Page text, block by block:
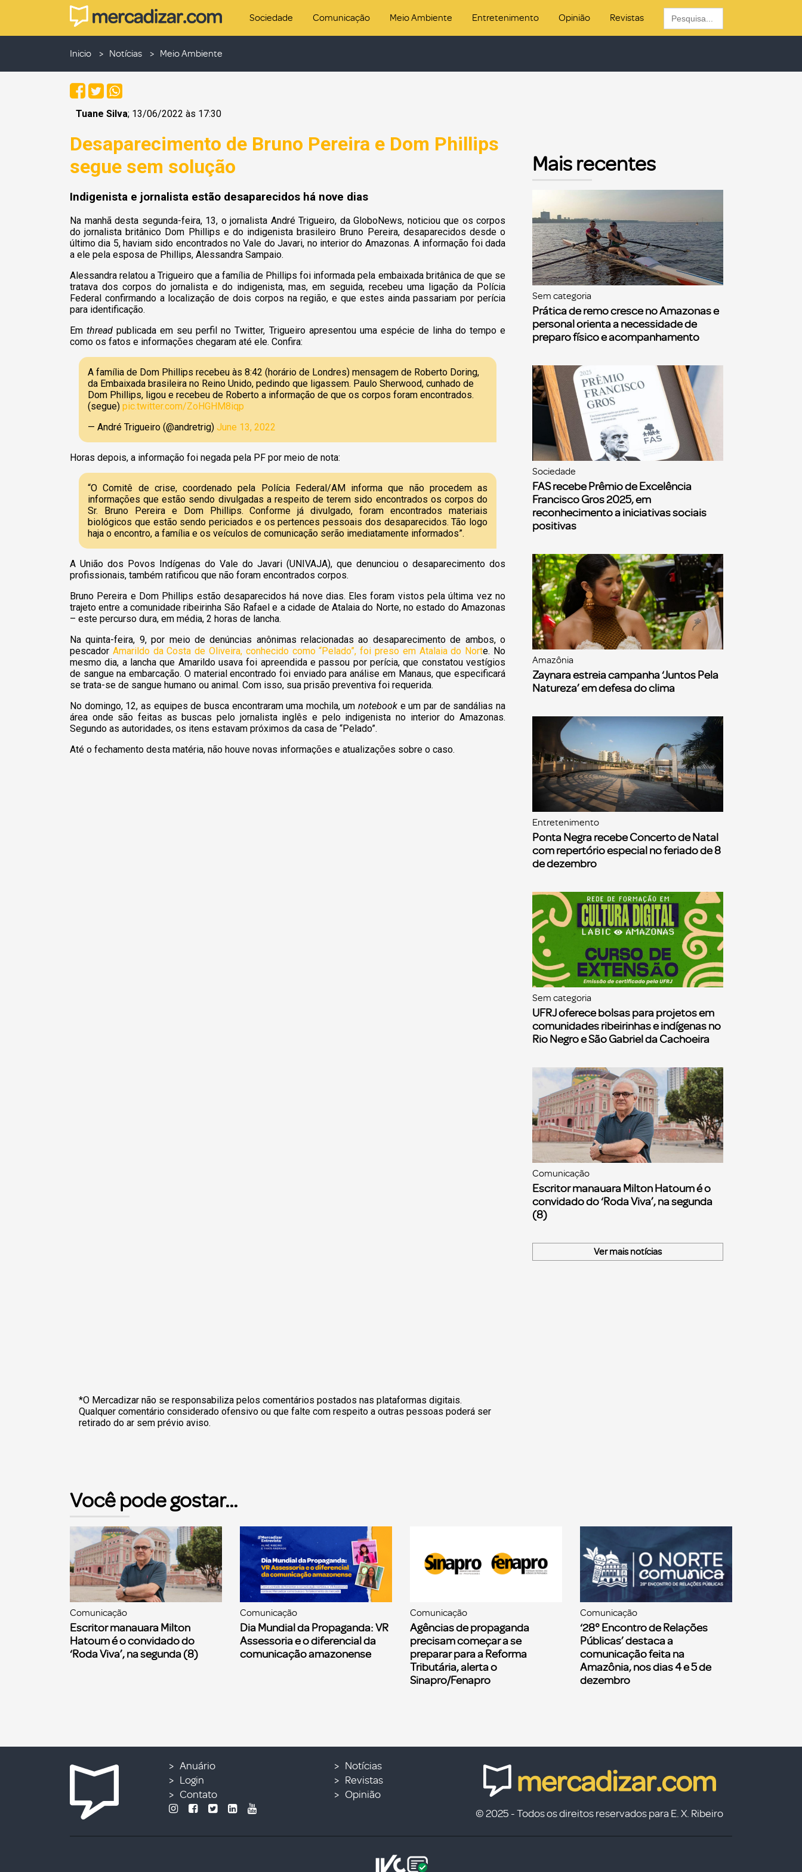
Sociedade Comunicação Meio Ambiente Entretenimento Opinião Revistas
Search
for:
Inicio Notícias Meio Ambiente
Tuane Silva; 13/06/2022 às 17:30
Desaparecimento de Bruno Pereira e Dom Phillips
segue sem solução
Indigenista e jornalista estão desaparecidos há nove dias
Na manhã desta segunda-feira, 13, o jornalista André Trigueiro, da GloboNews, noticiou que os corpos
do jornalista britânico Dom Phillips e do indigenista brasileiro Bruno Pereira, desaparecidos desde o
último dia 5, haviam sido encontrados no Vale do Javari, no interior do Amazonas. A informação foi dada
a ele pela esposa de Phillips, Alessandra Sampaio.
Alessandra relatou a Trigueiro que a família de Phillips foi informada pela embaixada britânica de que se
tratava dos corpos do jornalista e do indigenista, mas, em seguida, recebeu uma ligação da Polícia
Federal confirmando a localização de dois corpos na região, e que estes ainda passariam por perícia
para identificação.
Emthread publicada em seu perfil no Twitter, Trigueiro apresentou uma espécie de linha do tempo e
como os fatos e informações chegaram até ele. Confira:
A família de Dom Phillips recebeu às 8:42 (horário de Londres) mensagem de Roberto Doring,
da Embaixada brasileira no Reino Unido, pedindo que ligassem. Paulo Sherwood, cunhado de
Dom Phillips, ligou e recebeu de Roberto a informação de que os corpos foram encontrados.
(segue) pic.twitter.com/ZoHGHM8iqp
— André Trigueiro (@andretrig) June 13, 2022
Horas depois, a informação foi negada pela PF por meio de nota:
“O Comitê de crise, coordenado pela Polícia Federal/AM informa que não procedem as
informações que estão sendo divulgadas a respeito de terem sido encontrados os corpos do
Sr. Bruno Pereira e Dom Phillips. Conforme já divulgado, foram encontrados materiais
biológicos que estão sendo periciados e os pertences pessoais dos desaparecidos. Tão logo
haja o encontro, a família e os veículos de comunicação serão imediatamente informados”.
A União dos Povos Indígenas do Vale do Javari (UNIVAJA), que denunciou o desaparecimento dos
profissionais, também ratificou que não foram encontrados corpos.
Bruno Pereira e Dom Phillips estão desaparecidos há nove dias. Eles foram vistos pela última vez no
trajeto entre a comunidade ribeirinha São Rafael e a cidade de Atalaia do Norte, no estado do Amazonas
– este percurso dura, em média, 2 horas de lancha.
Na quinta-feira, 9, por meio de denúncias anônimas relacionadas ao desaparecimento de ambos, o
pescador Amarildo da Costa de Oliveira, conhecido como “Pelado”, foi preso em Atalaia do Norte. No
mesmo dia, a lancha que Amarildo usava foi apreendida e passou por perícia, que constatou vestígios
de sangue na embarcação. O material encontrado foi enviado para análise em Manaus, que especificará
se trata-se de sangue humano ou animal. Com isso, sua prisão preventiva foi requerida.
No domingo, 12, as equipes de busca encontraram uma mochila, umnotebook e um par de sandálias na
área onde são feitas as buscas pelo jornalista inglês e pelo indigenista no interior do Amazonas.
Segundo as autoridades, os itens estavam próximos da casa de “Pelado”.
Até o fechamento desta matéria, não houve novas informações e atualizações sobre o caso.
*O Mercadizar não se responsabiliza pelos comentários postados nas plataformas digitais.
Qualquer comentário considerado ofensivo ou que falte com respeito a outras pessoas poderá ser
retirado do ar sem prévio aviso.
Mais recentes
Sem categoria
Prática de remo cresce no Amazonas e
personal orienta a necessidade de
preparo físico e acompanhamento
Sociedade
FAS recebe Prêmio de Excelência
Francisco Gros 2025, em
reconhecimento a iniciativas sociais
positivas
Amazônia
Zaynara estreia campanha ‘Juntos Pela
Natureza’ em defesa do clima
Entretenimento
Ponta Negra recebe Concerto de Natal
com repertório especial no feriado de 8
de dezembro
Sem categoria
UFRJ oferece bolsas para projetos em
comunidades ribeirinhas e indígenas no
Rio Negro e São Gabriel da Cachoeira
Comunicação
Escritor manauara Milton Hatoum é o
convidado do ‘Roda Viva’, na segunda
(8)
Ver mais notícias
Você pode gostar...
Comunicação
Escritor manauara Milton
Hatoum é o convidado do
‘Roda Viva’, na segunda (8)
Comunicação
Dia Mundial da Propaganda: VR
Assessoria e o diferencial da
comunicação amazonense
Comunicação
Agências de propaganda
precisam começar a se
preparar para a Reforma
Tributária, alerta o
Sinapro/Fenapro
Comunicação
‘28° Encontro de Relações
Públicas’ destaca a
comunicação feita na
Amazônia, nos dias 4 e 5 de
dezembro
Anuário
Login
Contato
Notícias
Revistas
Opinião
© 2025 - Todos os direitos reservados para E. X. Ribeiro